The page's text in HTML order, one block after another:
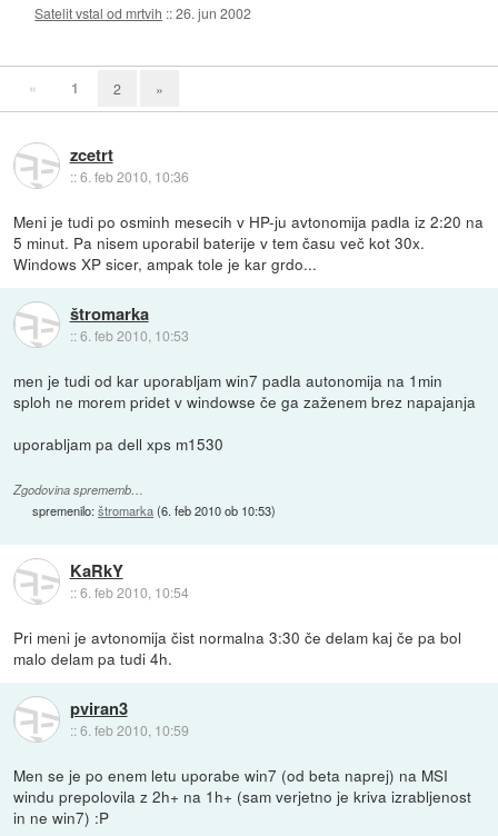
Satelit vstal od mrtvih ::26. jun 2002
« 1 2 »
zcetrt
::6. feb 2010, 10:36
Meni je tudi po osminh mesecih v HP-ju avtonomija padla iz 2:20 na
5 minut. Pa nisem uporabil baterije v tem času več kot 30x.
Windows XP sicer, ampak tole je kar grdo...
štromarka
::6. feb 2010, 10:53
men je tudi od kar uporabljam win7 padla autonomija na 1min
sploh ne morem pridet v windowse če ga zaženem brez napajanja
uporabljam pa dell xps m1530
Zgodovina sprememb…
spremenilo:štromarka(6. feb 2010 ob 10:53)
KaRkY
::6. feb 2010, 10:54
Pri meni je avtonomija čist normalna 3:30 če delam kaj če pa bol
malo delam pa tudi 4h.
pviran3
::6. feb 2010, 10:59
Men se je po enem letu uporabe win7 (od beta naprej) na MSI
windu prepolovila z 2h+ na 1h+ (sam verjetno je kriva izrabljenost
in ne win7) :P